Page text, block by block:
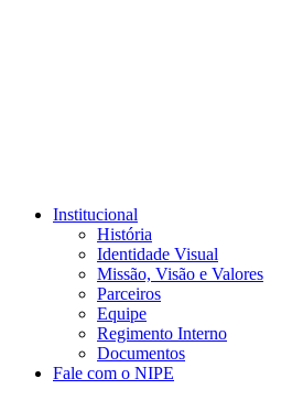
Institucional
História
Identidade Visual
Missão, Visão e Valores
Parceiros
Equipe
Regimento Interno
Documentos
Fale com o NIPE